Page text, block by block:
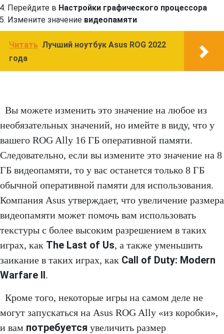
Перейдите в Настройки графического процессора
Измените значение видеопамяти
Читать Лучший ноутбук Asus ROG 2022
года
Вы можете изменить это значение на любое из
необязательных значений, но имейте в виду, что у
вашего ROG Ally 16 ГБ оперативной памяти.
Следовательно, если вы измените это значение на 8
ГБ видеопамяти, то у вас останется только 8 ГБ
обычной оперативной памяти для использования.
Компания Asus утверждает, что увеличение размера
видеопамяти может помочь вам использовать
текстуры с более высоким разрешением в таких
играх, как The Last of Us, а также уменьшить
заикание в таких играх, как Call of Duty: Modern
Warfare II.
Кроме того, некоторые игры на самом деле не
могут запускаться на Asus ROG Ally «из коробки»,
и вам потребуется увеличить размер